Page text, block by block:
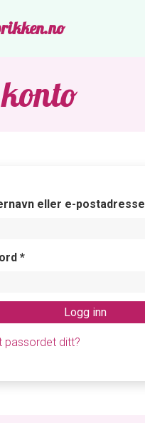
eller e-postadresse
*Påkrevd
Logg inn
passordet ditt?